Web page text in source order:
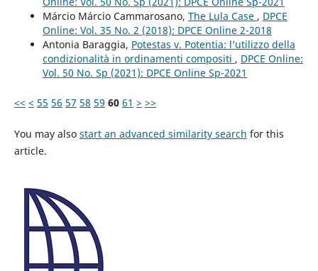
Márcio Márcio Cammarosano, The Lula Case , DPCE
Online: Vol. 35 No. 2 (2018): DPCE Online 2-2018
Antonia Baraggia, Potestas v. Potentia: l’utilizzo della
condizionalità in ordinamenti compositi , DPCE Online:
Vol. 50 No. Sp (2021): DPCE Online Sp-2021
<< < 55 56 57 58 59 60 61 > >>
You may also start an advanced similarity search for this
article.